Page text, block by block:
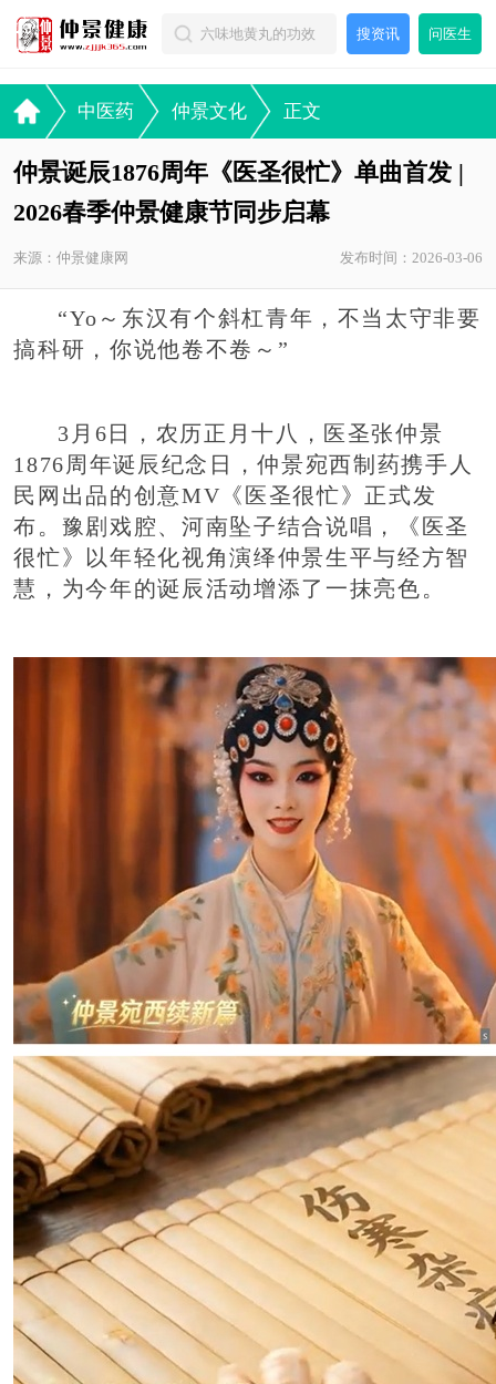
搜资讯 问医生
中医药 仲景文化 正文
仲景诞辰1876周年《医圣很忙》单曲首发 |
2026春季仲景健康节同步启幕
来源：仲景健康网 发布时间：2026-03-06
“Yo～东汉有个斜杠青年，不当太守非要
搞科研，你说他卷不卷～”
3月6日，农历正月十八，医圣张仲景
1876周年诞辰纪念日，仲景宛西制药携手人
民网出品的创意MV《医圣很忙》正式发
布。豫剧戏腔、河南坠子结合说唱，《医圣
很忙》以年轻化视角演绎仲景生平与经方智
慧，为今年的诞辰活动增添了一抹亮色。